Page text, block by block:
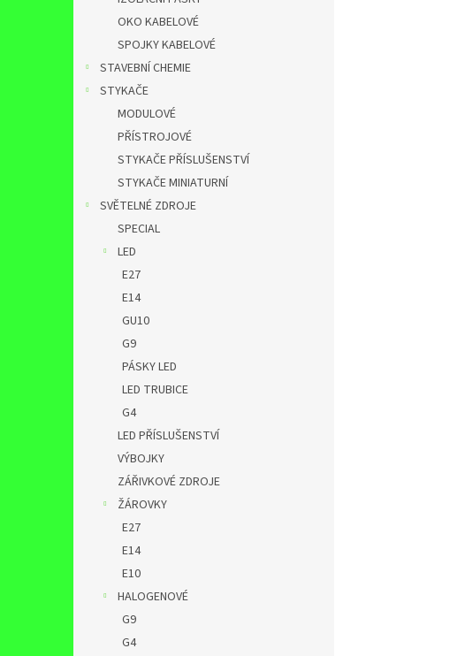
OKO KABELOVÉ
SPOJKY KABELOVÉ
STAVEBNÍ CHEMIE
STYKAČE
MODULOVÉ
PŘÍSTROJOVÉ
STYKAČE PŘÍSLUŠENSTVÍ
STYKAČE MINIATURNÍ
SVĚTELNÉ ZDROJE
SPECIAL
LED
E27
E14
GU10
G9
PÁSKY LED
LED TRUBICE
G4
LED PŘÍSLUŠENSTVÍ
VÝBOJKY
ZÁŘIVKOVÉ ZDROJE
ŽÁROVKY
E27
E14
E10
HALOGENOVÉ
G9
G4